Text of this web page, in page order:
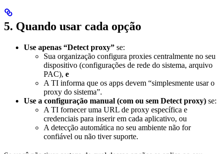
5. Quando usar cada opção
Use apenas “Detect proxy” se:
Sua organização configura proxies centralmente no seu
dispositivo (configurações de rede do sistema, arquivo
PAC), e
A TI informa que os apps devem “simplesmente usar o
proxy do sistema”.
Use a configuração manual (com ou sem Detect proxy) se:
A TI fornecer uma URL de proxy específica e
credenciais para inserir em cada aplicativo, ou
A detecção automática no seu ambiente não for
confiável ou não tiver suporte.